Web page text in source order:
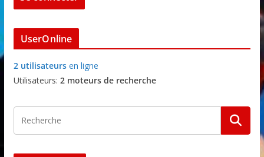
UserOnline
2 utilisateursen ligne
Utilisateurs: 2 moteurs de recherche